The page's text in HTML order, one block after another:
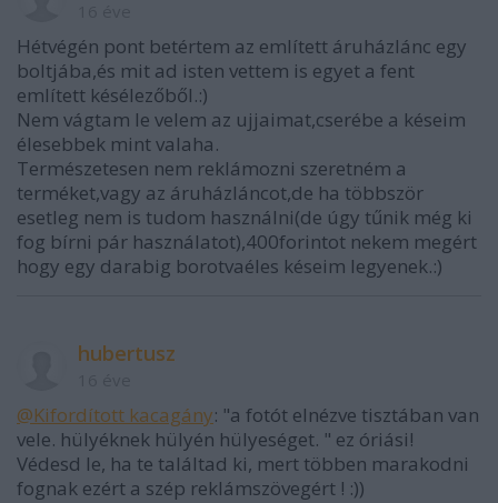
Hétvégén pont betértem az említett áruházlánc egy
boltjába,és mit ad isten vettem is egyet a fent
említett késélezőből.:)
Nem vágtam le velem az ujjaimat,cserébe a késeim
élesebbek mint valaha.
Természetesen nem reklámozni szeretném a
terméket,vagy az áruházláncot,de ha többször
esetleg nem is tudom használni(de úgy tűnik még ki
fog bírni pár használatot),400forintot nekem megért
hogy egy darabig borotvaéles késeim legyenek.:)
hubertusz
@Kifordított kacagány: "a fotót elnézve tisztában van
vele. hülyéknek hülyén hülyeséget. " ez óriási!
Védesd le, ha te találtad ki, mert többen marakodni
fognak ezért a szép reklámszövegért ! :))